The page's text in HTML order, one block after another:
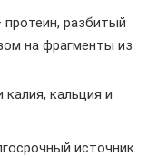
протеин, разбитый
на фрагменты из
кальция и
источник